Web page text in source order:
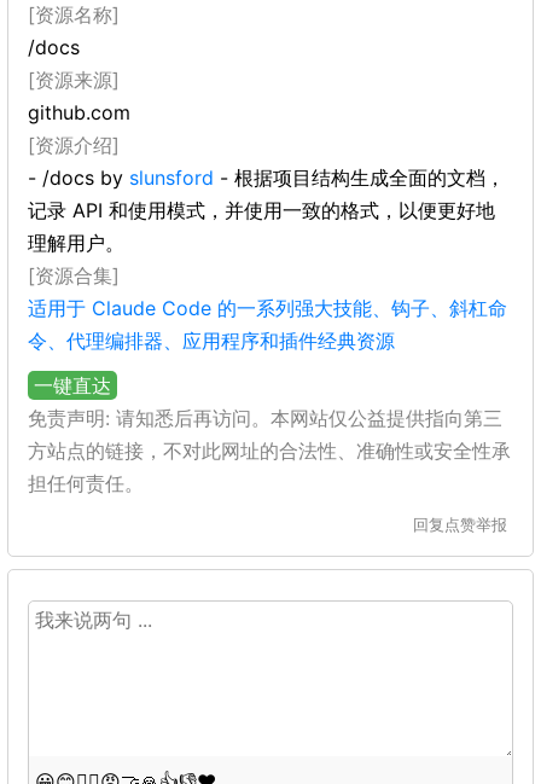
[资源名称]
/docs
[资源来源]
github.com
[资源介绍]
- /docs by slunsford - 根据项目结构生成全面的文档，
记录 API 和使用模式，并使用一致的格式，以便更好地
理解用户。
[资源合集]
适用于 Claude Code 的一系列强大技能、钩子、斜杠命
令、代理编排器、应用程序和插件经典资源
一键直达
免责声明: 请知悉后再访问。本网站仅公益提供指向第三
方站点的链接，不对此网址的合法性、准确性或安全性承
担任何责任。
回复 点赞举报